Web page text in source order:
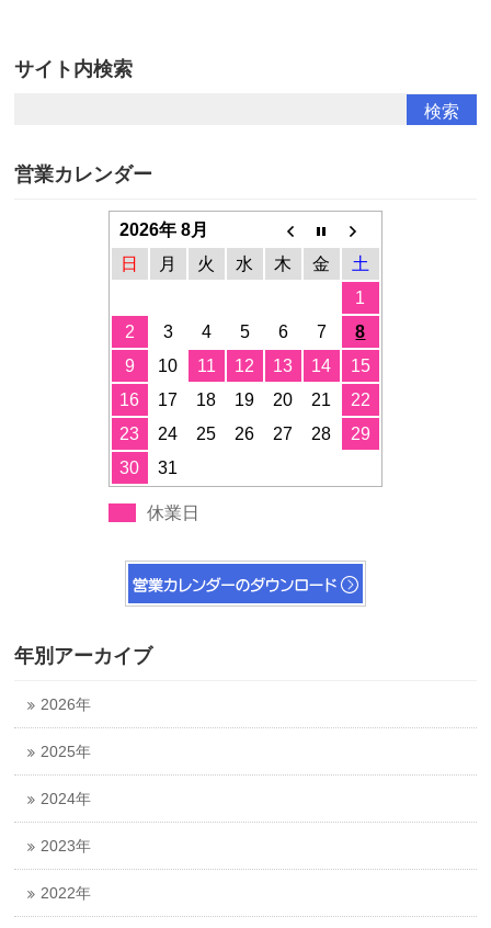
サイト内検索
営業カレンダー
2026年 8月
日
月 火 水 木 金
土
1
2
3 4 5 6 7
8
9
10 11 12 13 14
15
16
17 18 19 20 21
22
23
24 25 26 27 28
29
30
31
休業日
年別アーカイブ
2026年
2025年
2024年
2023年
2022年